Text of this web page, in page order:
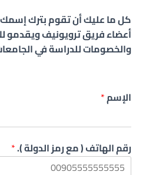
كل ما عليك أن تقوم بترك
أعضاء فريق ترويونيفويقدمو
والخصومات للدراسة في
الإسم*
رقم الهاتف ( مع رمز الدولة ).*